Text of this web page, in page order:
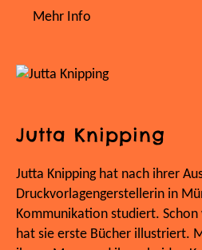
Mehr Info
Jutta Knipping
Jutta Knipping hat nach ihrer
Druckvorlagengerstellerin in
Kommunikation studiert.
hat sie erste Bücher illustriert.